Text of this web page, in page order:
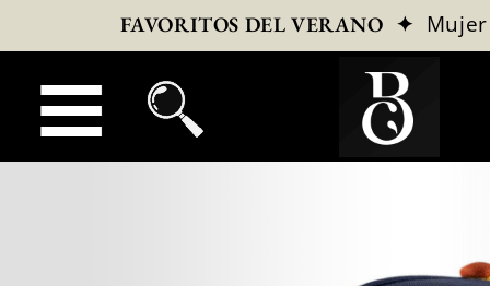
FAVORITOS DEL VERANO ✦ Mujer